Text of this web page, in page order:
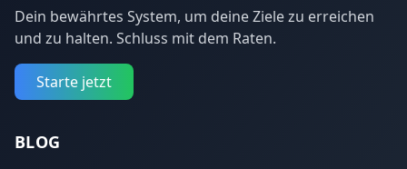
Dein bewährtes System, um deine Ziele zu erreichen
und zu halten. Schluss mit dem Raten.
Starte jetzt
BLOG